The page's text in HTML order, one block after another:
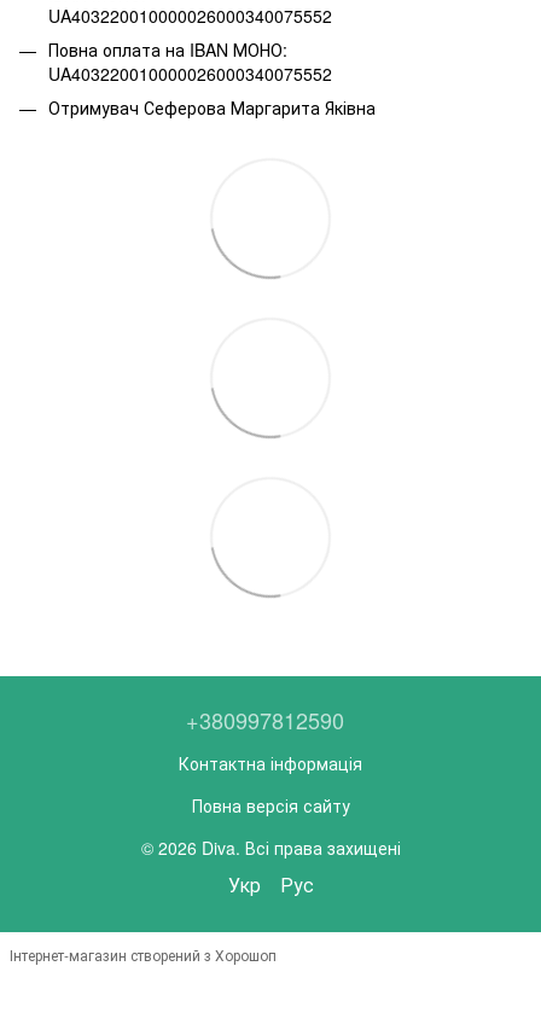
UA403220010000026000340075552
Повна оплата на IBAN МОНО:
UA403220010000026000340075552
Отримувач Сеферова Маргарита Яківна
+380997812590
Контактна інформація
Повна версія сайту
© 2026 Diva. Всі права захищені
Укр Рус
Інтернет-магазин створений з Хорошоп